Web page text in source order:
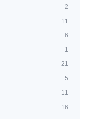
2
11
6
1
21
5
11
16